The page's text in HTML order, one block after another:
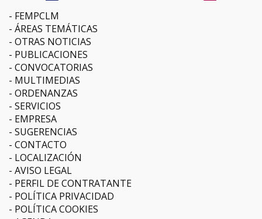
FEMPCLM
ÁREAS TEMÁTICAS
OTRAS NOTICIAS
PUBLICACIONES
CONVOCATORIAS
MULTIMEDIAS
ORDENANZAS
SERVICIOS
EMPRESA
SUGERENCIAS
CONTACTO
LOCALIZACIÓN
AVISO LEGAL
PERFIL DE CONTRATANTE
POLÍTICA PRIVACIDAD
POLÍTICA COOKIES